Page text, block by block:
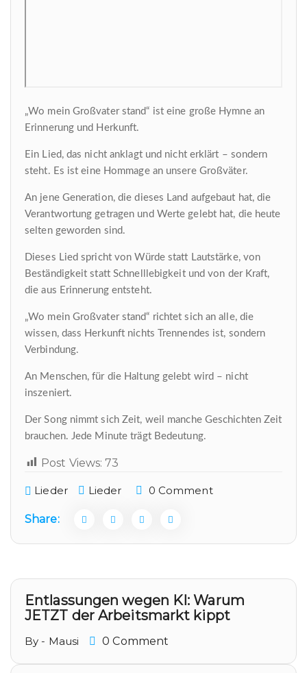
„Wo mein Großvater stand“ ist eine große Hymne an
Erinnerung und Herkunft.
Ein Lied, das nicht anklagt und nicht erklärt – sondern
steht. Es ist eine Hommage an unsere Großväter.
An jene Generation, die dieses Land aufgebaut hat, die
Verantwortung getragen und Werte gelebt hat, die heute
selten geworden sind.
Dieses Lied spricht von Würde statt Lautstärke, von
Beständigkeit statt Schnelllebigkeit und von der Kraft,
die aus Erinnerung entsteht.
„Wo mein Großvater stand“ richtet sich an alle, die
wissen, dass Herkunft nichts Trennendes ist, sondern
Verbindung.
An Menschen, für die Haltung gelebt wird – nicht
inszeniert.
Der Song nimmt sich Zeit, weil manche Geschichten Zeit
brauchen. Jede Minute trägt Bedeutung.
Post Views: 73
Lieder Lieder 0 Comment
Share:
Entlassungen wegen KI: Warum
JETZT der Arbeitsmarkt kippt
By - Mausi 0 Comment